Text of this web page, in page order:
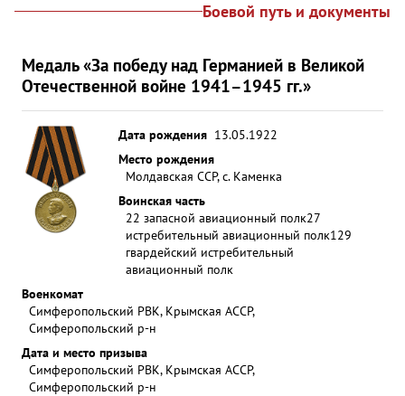
Боевой путь и документы
Медаль «За победу над Германией в Великой
Отечественной войне 1941–1945 гг.»
Дата рождения 13.05.1922
Место рождения
Молдавская ССР, с. Каменка
Воинская часть
22 запасной авиационный полк27
истребительный авиационный полк129
гвардейский истребительный
авиационный полк
Военкомат
Симферопольский РВК, Крымская АССР,
Симферопольский р-н
Дата и место призыва
Симферопольский РВК, Крымская АССР,
Симферопольский р-н